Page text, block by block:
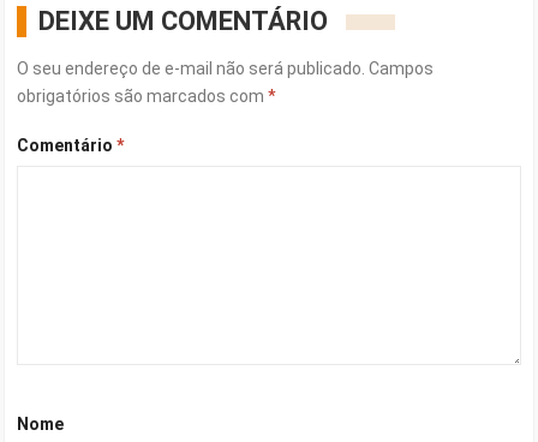
DEIXE UM COMENTÁRIO
O seu endereço de e-mail não será publicado. Campos
obrigatórios são marcados com*
Comentário*
Nome